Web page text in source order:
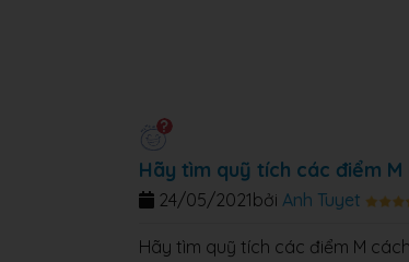
Hãy tìm quỹ tích các điểm
bởi Anh Tuyet
24/05/2021
Hãy tìm quỹ tích các điểm M